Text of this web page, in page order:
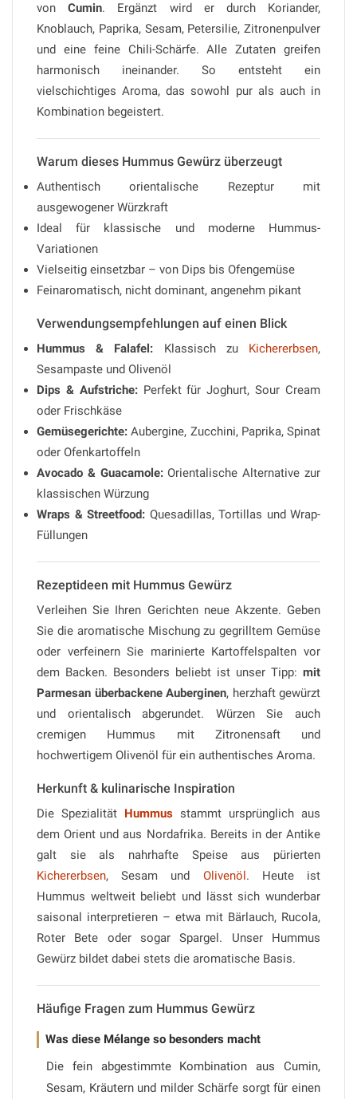
vonCumin. Ergänzt wird er durch Koriander,
Knoblauch, Paprika, Sesam, Petersilie, Zitronenpulver
und eine feine Chili-Schärfe. Alle Zutaten greifen
harmonisch ineinander. So entsteht ein
vielschichtiges Aroma, das sowohl pur als auch in
Kombination begeistert.
Warum dieses Hummus Gewürz überzeugt
Authentisch orientalische Rezeptur mit
ausgewogener Würzkraft
Ideal für klassische und moderne Hummus-
Variationen
Vielseitig einsetzbar – von Dips bis Ofengemüse
Feinaromatisch, nicht dominant, angenehm pikant
Verwendungsempfehlungen auf einen Blick
Hummus & Falafel: Klassisch zu Kichererbsen,
Sesampaste und Olivenöl
Dips & Aufstriche:Perfekt für Joghurt, Sour Cream
oder Frischkäse
Gemüsegerichte: Aubergine, Zucchini, Paprika, Spinat
oder Ofenkartoffeln
Avocado & Guacamole:Orientalische Alternative zur
klassischen Würzung
Wraps & Streetfood: Quesadillas, Tortillas und Wrap-
Füllungen
Rezeptideen mit Hummus Gewürz
Verleihen Sie Ihren Gerichten neue Akzente. Geben
Sie die aromatische Mischung zu gegrilltem Gemüse
oder verfeinern Sie marinierte Kartoffelspalten vor
dem Backen. Besonders beliebt ist unser Tipp: mit
Parmesan überbackene Auberginen, herzhaft gewürzt
und orientalisch abgerundet. Würzen Sie auch
cremigen Hummus mit Zitronensaft und
hochwertigem Olivenöl für ein authentisches Aroma.
Herkunft & kulinarische Inspiration
Die Spezialität Hummus stammt ursprünglich aus
dem Orient und aus Nordafrika. Bereits in der Antike
galt sie als nahrhafte Speise aus pürierten
Kichererbsen, Sesam und Olivenöl. Heute ist
Hummus weltweit beliebt und lässt sich wunderbar
saisonal interpretieren – etwa mit Bärlauch, Rucola,
Roter Bete oder sogar Spargel. Unser Hummus
Gewürz bildet dabei stets die aromatische Basis.
Häufige Fragen zum Hummus Gewürz
Was diese Mélange so besonders macht
Die fein abgestimmte Kombination aus Cumin,
Sesam, Kräutern und milder Schärfe sorgt für einen